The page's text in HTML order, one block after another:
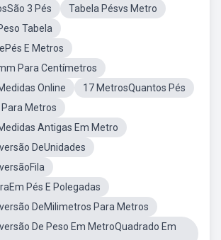
3 Pés
Tabela Pésvs Metro
Tabela
E Metros
Para Centímetros
Online
17 MetrosQuantos Pés
Metros
Antigas Em Metro
DeUnidades
Pés E Polegadas
DeMilimetros Para Metros
De Peso Em MetroQuadrado Em